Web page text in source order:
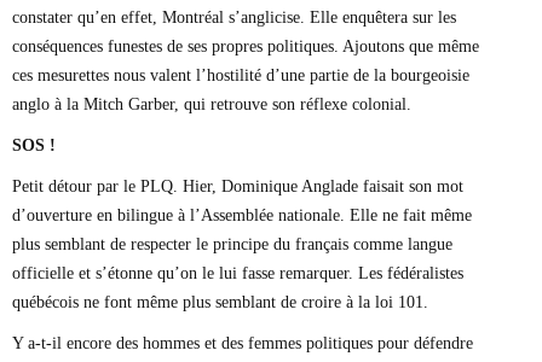
constater qu’en effet, Montréal s’anglicise. Elle enquêtera sur les
conséquences funestes de ses propres politiques. Ajoutons que même
ces mesurettes nous valent l’hostilité d’une partie de la bourgeoisie
anglo à la Mitch Garber, qui retrouve son réflexe colonial.
SOS !
Petit détour par le PLQ. Hier, Dominique Anglade faisait son mot
d’ouverture en bilingue à l’Assemblée nationale. Elle ne fait même
plus semblant de respecter le principe du français comme langue
officielle et s’étonne qu’on le lui fasse remarquer. Les fédéralistes
québécois ne font même plus semblant de croire à la loi 101.
Y a-t-il encore des hommes et des femmes politiques pour défendre